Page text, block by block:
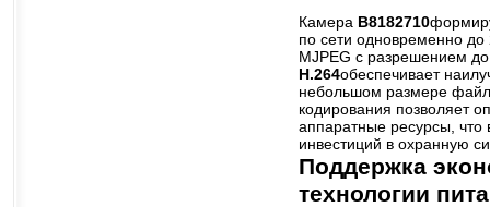
Камера B8182710
по сети одновременно
MJPEG с разрешением
Н.264обеспечивает
небольшом размере
кодирования позволяет
аппаратные ресурсы, что
инвестиций в охранную
Поддержка
технологии